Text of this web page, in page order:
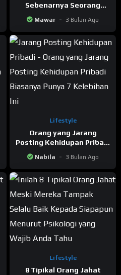
Sebenarnya Seorang
Introvert Menurut
Psikologi
Mawar 3 Bulan Ago
Lifestyle
Orang yang Jarang
Posting Kehidupan Pribadi
Kelebihan Ini
Nabila 3 Bulan Ago
Lifestyle
8 Tipikal Orang Jahat